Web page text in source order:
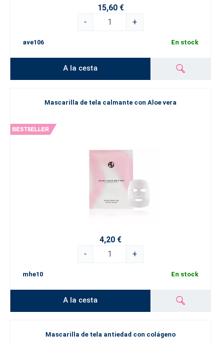
15,60 €
-
+
ave106 En stock
A la cesta
Mascarilla de tela calmante con Aloe vera
4,20 €
-
+
mhe10 En stock
A la cesta
Mascarilla de tela antiedad con colágeno